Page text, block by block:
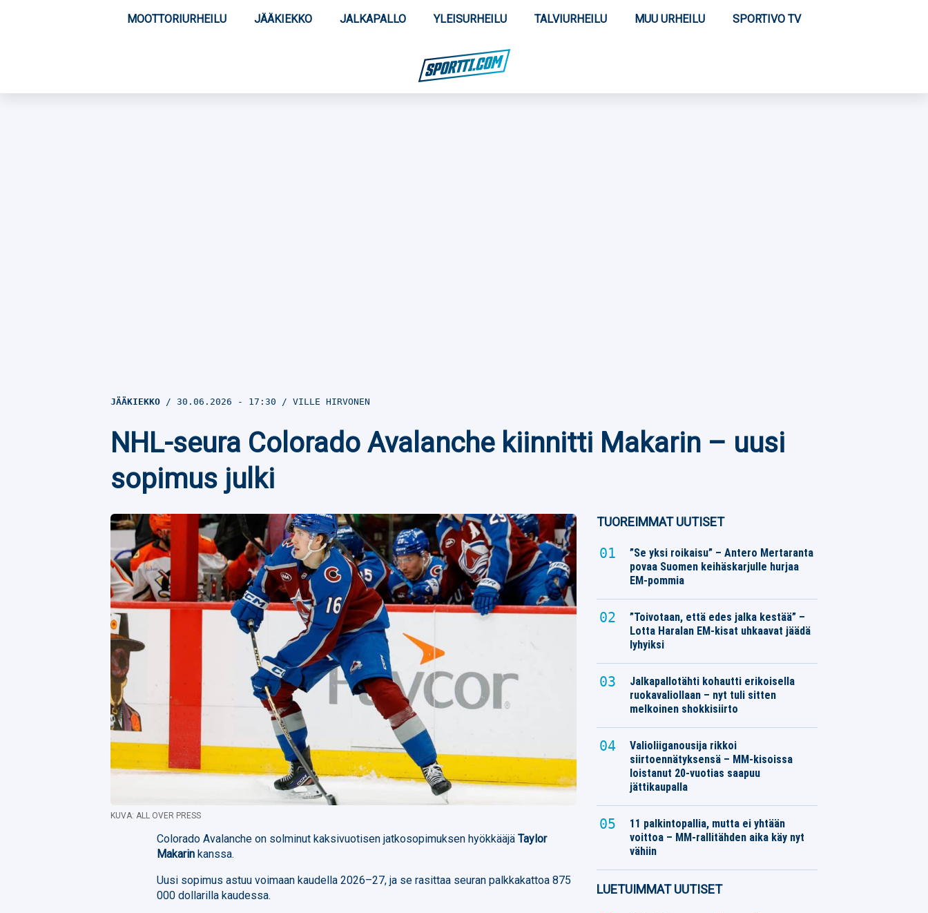
MOOTTORIURHEILU JÄÄKIEKKO JALKAPALLO YLEISURHEILU TALVIURHEILU MUU URHEILU SPORTIVO TV
JÄÄKIEKKO 30.06.2026 - 17:30 VILLE HIRVONEN
NHL-seura Colorado Avalanche kiinnitti Makarin – uusi
sopimus julki
KUVA: ALL OVER PRESS
Colorado Avalanche on solminut kaksivuotisen jatkosopimuksen hyökkääjäTaylor
Makarin kanssa.
Uusi sopimus astuu voimaan kaudella 2026–27, ja se rasittaa seuran palkkakattoa 875
000 dollarilla kaudessa.
TUOREIMMAT UUTISET
”Se yksi roikaisu” – Antero Mertaranta
povaa Suomen keihäskarjulle hurjaa
EM-pommia
”Toivotaan, että edes jalka kestää” –
Lotta Haralan EM-kisat uhkaavat jäädä
lyhyiksi
Jalkapallotähti kohautti erikoisella
ruokavaliollaan – nyt tuli sitten
melkoinen shokkisiirto
Valioliiganousija rikkoi
siirtoennätyksensä – MM-kisoissa
loistanut 20-vuotias saapuu
jättikaupalla
11 palkintopallia, mutta ei yhtään
voittoa – MM-rallitähden aika käy nyt
vähiin
LUETUIMMAT UUTISET